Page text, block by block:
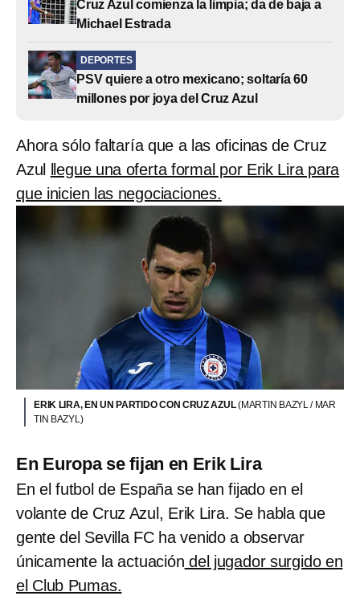
Cruz Azul comienza la limpia; da de baja a
Michael Estrada
DEPORTES
PSV quiere a otro mexicano; soltaría 60
millones por joya del Cruz Azul
Ahora sólo faltaría que a las oficinas de Cruz
Azul
llegue una oferta formal por Erik Lira para
que inicien las negociaciones.
ERIK LIRA, EN UN PARTIDO CON CRUZ AZUL(MARTIN BAZYL / MAR
TIN BAZYL)
En Europa se fijan en Erik Lira
En el futbol de España se han fijado en el
volante de Cruz Azul, Erik Lira. Se habla que
gente del Sevilla FC ha venido a observar
únicamente la actuación del jugador surgido en
el Club Pumas.